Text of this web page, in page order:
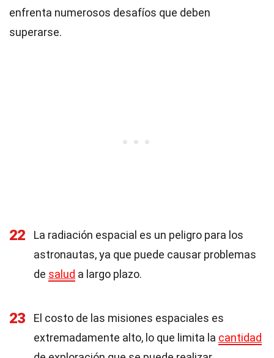
enfrenta numerosos desafíos que deben
superarse.
22
La radiación espacial es un peligro para los
astronautas, ya que puede causar problemas
de salud a largo plazo.
23
El costo de las misiones espaciales es
extremadamente alto, lo que limita la cantidad